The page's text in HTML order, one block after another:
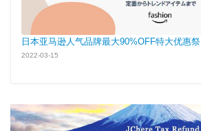
日本亚马逊人气品牌最大90%OFF特大优惠祭
2022-03-15